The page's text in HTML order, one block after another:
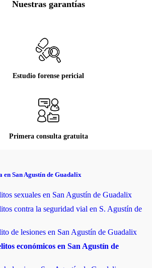
Nuestras garantías
Estudio forense pericial
Primera consulta gratuita
en San Agustín de Guadalix
sexuales en San Agustín de Guadalix
contra la seguridad vial en S. Agustín de
de lesiones en San Agustín de Guadalix
económicos en San Agustín de